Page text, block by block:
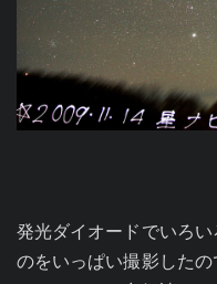
発光ダイオードでいろ
のをいっぱい撮影した